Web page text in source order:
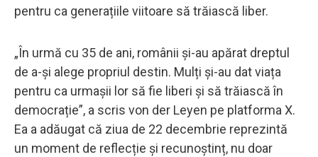
pentru ca generațiile viitoare să trăiască liber.
„În urmă cu 35 de ani, românii și-au apărat dreptul
de a-și alege propriul destin. Mulți și-au dat viața
pentru ca urmașii lor să fie liberi și să trăiască în
democrație”, a scris von der Leyen pe platforma X.
Ea a adăugat că ziua de 22 decembrie reprezintă
un moment de reflecție și recunoștinț, nu doar